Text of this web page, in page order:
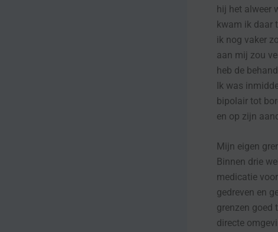
hij het alweer
kwam ik daar
ik nog vaker
aan mij zou
heb de
Ik was
bipolair tot
en op zijn
Mijn eigen
Binnen drie
medicatie
gedreven en
grenzen goed
directe